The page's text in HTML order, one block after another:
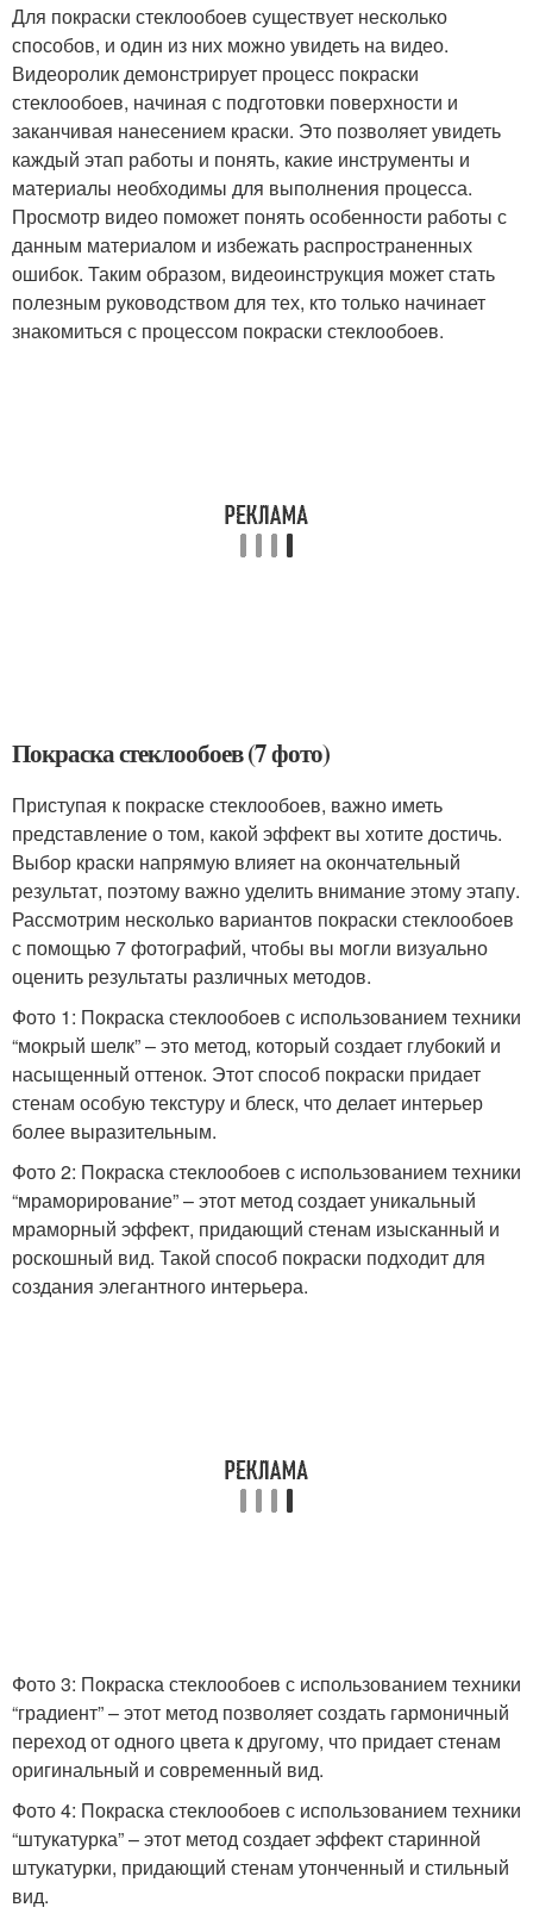
Для покраски стеклообоев существует несколько
способов, и один из них можно увидеть на видео.
Видеоролик демонстрирует процесс покраски
стеклообоев, начиная с подготовки поверхности и
заканчивая нанесением краски. Это позволяет увидеть
каждый этап работы и понять, какие инструменты и
материалы необходимы для выполнения процесса.
Просмотр видео поможет понять особенности работы с
данным материалом и избежать распространенных
ошибок. Таким образом, видеоинструкция может стать
полезным руководством для тех, кто только начинает
знакомиться с процессом покраски стеклообоев.
Покраска стеклообоев (7 фото)
Приступая к покраске стеклообоев, важно иметь
представление о том, какой эффект вы хотите достичь.
Выбор краски напрямую влияет на окончательный
результат, поэтому важно уделить внимание этому этапу.
Рассмотрим несколько вариантов покраски стеклообоев
с помощью 7 фотографий, чтобы вы могли визуально
оценить результаты различных методов.
Фото 1: Покраска стеклообоев с использованием техники
“мокрый шелк” – это метод, который создает глубокий и
насыщенный оттенок. Этот способ покраски придает
стенам особую текстуру и блеск, что делает интерьер
более выразительным.
Фото 2: Покраска стеклообоев с использованием техники
“мраморирование” – этот метод создает уникальный
мраморный эффект, придающий стенам изысканный и
роскошный вид. Такой способ покраски подходит для
создания элегантного интерьера.
Фото 3: Покраска стеклообоев с использованием техники
“градиент” – этот метод позволяет создать гармоничный
переход от одного цвета к другому, что придает стенам
оригинальный и современный вид.
Фото 4: Покраска стеклообоев с использованием техники
“штукатурка” – этот метод создает эффект старинной
штукатурки, придающий стенам утонченный и стильный
вид.